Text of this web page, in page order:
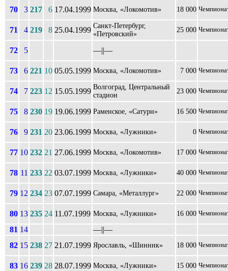
70 3 217 6 17.04.1999 Москва, «Локомотив» 18 000
71 4 219 8 25.04.1999 Санкт-Петербург,
«Петровский»
25 000
72 5 ––||––
73 6 221 10 05.05.1999 Москва, «Локомотив» 7 000
74 7 223 12 15.05.1999 Волгоград, Центральный
стадион
23 000
75 8 230 19 19.06.1999 Раменское, «Сатурн» 16 500
76 9 231 20 23.06.1999 Москва, «Лужники» 0
77 10 232 21 27.06.1999 Москва, «Локомотив» 17 000
78 11 233 22 03.07.1999 Москва, «Лужники» 40 000
79 12 234 23 07.07.1999 Самара, «Металлург» 22 000
80 13 235 24 11.07.1999 Москва, «Лужники» 16 000
81 14
––||––
82 15 238 27 21.07.1999 Ярославль, «Шинник» 18 000
83 16 239 28 28.07.1999 Москва, «Лужники» 15 000